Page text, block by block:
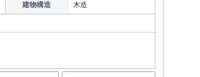
建物構造 木造